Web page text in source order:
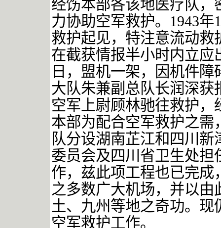
经饬本部各该地医疗队
力协助空军救护。 1943年
救护起见，特注意流动
在截获情报半小时内立应
日，盟机一架，因机件
大队朱兼副总队长润深
空军上尉顾林驰往救护，
本部为配合空军救护之
队分设湖南芷江和四川新
委员会及四川省卫生处
作，兹此项工程也已完成
之多数广大机场，并以
土、九州等地之奇功。现
空军救护工作。